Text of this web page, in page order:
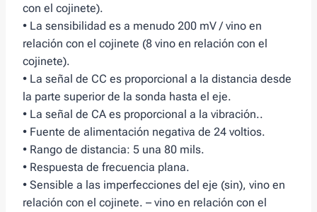
con el cojinete).
• La sensibilidad es a menudo 200 mV / vino en
relación con el cojinete (8 vino en relación con el
cojinete).
• La señal de CC es proporcional a la distancia desde
la parte superior de la sonda hasta el eje.
• La señal de CA es proporcional a la vibración..
• Fuente de alimentación negativa de 24 voltios.
• Rango de distancia: 5 una 80 mils.
• Respuesta de frecuencia plana.
• Sensible a las imperfecciones del eje (sin), vino en
relación con el cojinete. – vino en relación con el